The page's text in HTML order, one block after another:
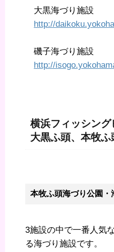
大黒海づり施設
http://
磯子海づり施設
http://
横浜フィッシング
大黒ふ頭、本牧
本牧ふ頭海づり公園・
3施設の中で一番人気
る海づり施設です。